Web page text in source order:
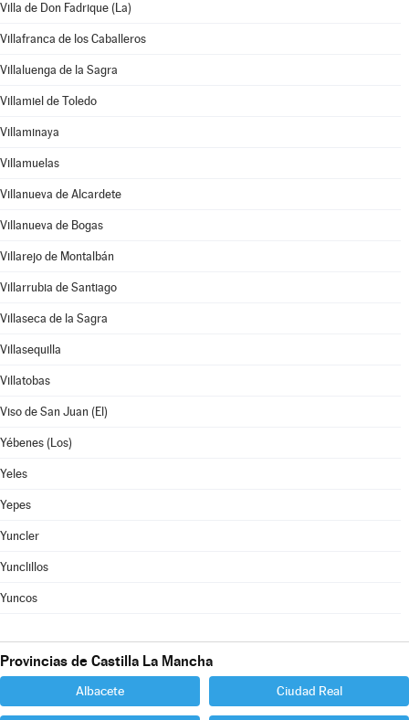
Villa de Don Fadrique (La)
Villafranca de los Caballeros
Villaluenga de la Sagra
Villamiel de Toledo
Villaminaya
Villamuelas
Villanueva de Alcardete
Villanueva de Bogas
Villarejo de Montalbán
Villarrubia de Santiago
Villaseca de la Sagra
Villasequilla
Villatobas
Viso de San Juan (El)
Yébenes (Los)
Yeles
Yepes
Yuncler
Yunclillos
Yuncos
Provincias de Castilla La Mancha
Albacete Ciudad Real